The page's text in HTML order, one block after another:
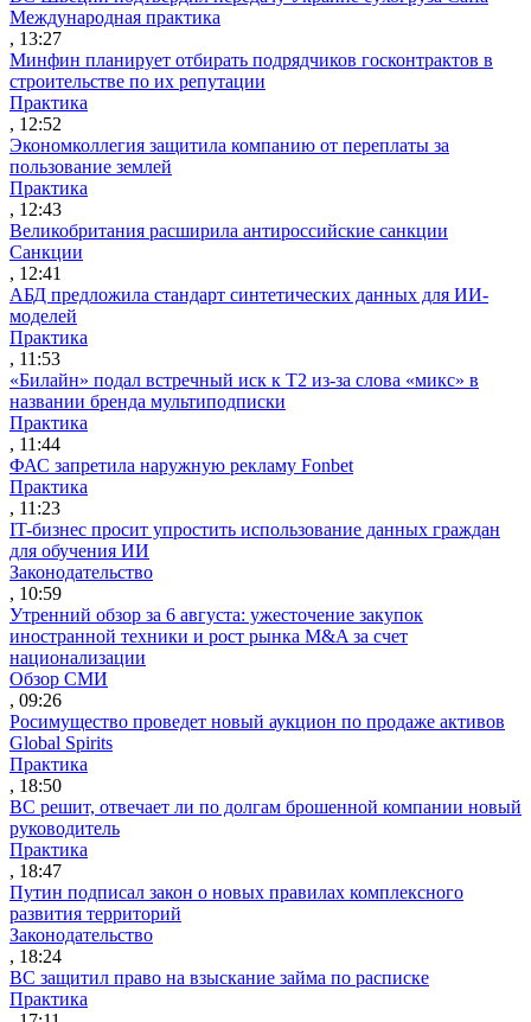
Международная практика
, 13:27
Минфин планирует отбирать подрядчиков госконтрактов в
строительстве по их репутации
Практика
, 12:52
Экономколлегия защитила компанию от переплаты за
пользование землей
Практика
, 12:43
Великобритания расширила антироссийские санкции
Санкции
, 12:41
АБД предложила стандарт синтетических данных для ИИ-
моделей
Практика
, 11:53
«Билайн» подал встречный иск к Т2 из-за слова «микс» в
названии бренда мультиподписки
Практика
, 11:44
ФАС запретила наружную рекламу Fonbet
Практика
, 11:23
IT-бизнес просит упростить использование данных граждан
для обучения ИИ
Законодательство
, 10:59
Утренний обзор за 6 августа: ужесточение закупок
иностранной техники и рост рынка M&A за счет
национализации
Обзор СМИ
, 09:26
Росимущество проведет новый аукцион по продаже активов
Global Spirits
Практика
, 18:50
ВС решит, отвечает ли по долгам брошенной компании новый
руководитель
Практика
, 18:47
Путин подписал закон о новых правилах комплексного
развития территорий
Законодательство
, 18:24
ВС защитил право на взыскание займа по расписке
Практика